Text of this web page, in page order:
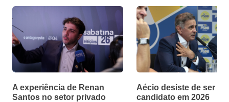
A experiência de Renan
Santos no setor privado
Aécio desiste de ser
candidato em 2026